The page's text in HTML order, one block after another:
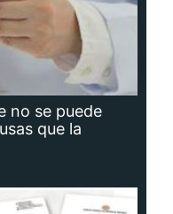
no se puede
que la